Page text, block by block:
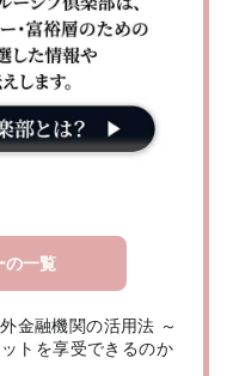
の一覧
金融機関の活用法 ～
トを享受できるのか